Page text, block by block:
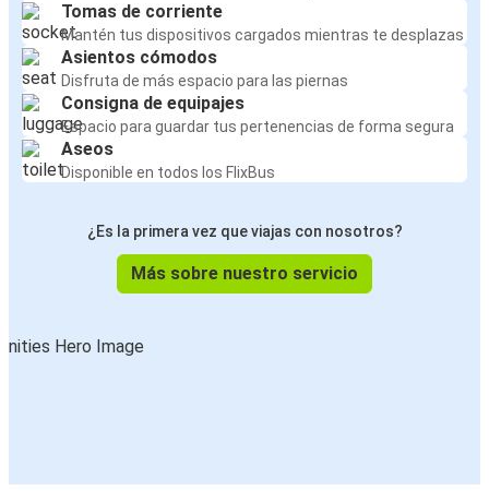
Oporto
París
Oporto
Oporto
Oporto
Fatima
Tomas de corriente
Mantén tus dispositivos cargados mientras te desplazas
Asientos cómodos
Disfruta de más espacio para las piernas
Consigna de equipajes
Espacio para guardar tus pertenencias de forma segura
Aseos
Disponible en todos los FlixBus
¿Es la primera vez que viajas con nosotros?
Más sobre nuestro servicio